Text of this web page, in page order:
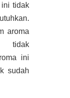
ini tidak
aroma
tidak
ini
sudah